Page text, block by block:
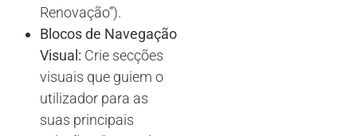
Renovação”).
Blocos de Navegação
Visual: Crie secções
visuais que guiem o
utilizador para as
suas principais